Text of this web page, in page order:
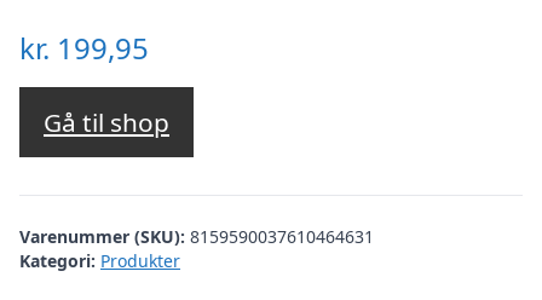
kr. 199,95
Gå til shop
Varenummer (SKU): 8159590037610464631
Kategori: Produkter